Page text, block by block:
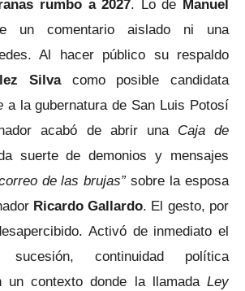
rumbo a 2027. Lo de Manuel
un comentario aislado ni una
Al hacer público su respaldo
Silva
como posible candidata
a la gubernatura de San Luis Potosí
acabó de abrir una
Caja de
suerte de demonios y mensajes
de las brujas”sobre la esposa
Ricardo Gallardo. El gesto, por
Activó de inmediato el
continuidad política
un contexto donde la llamada Ley